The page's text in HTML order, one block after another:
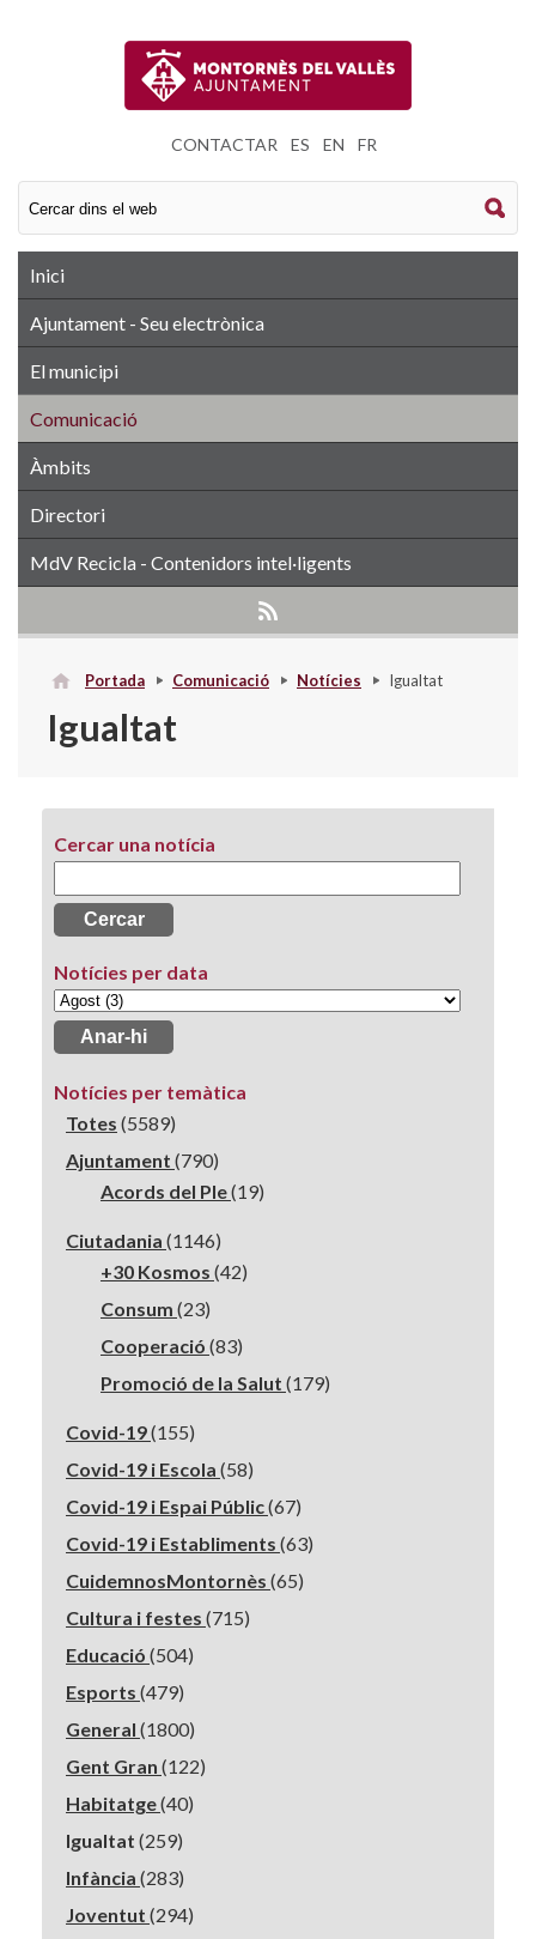
CONTACTAR ES EN FR
Inici
Ajuntament - Seu electrònica
El municipi
Comunicació
Àmbits
Directori
MdV Recicla - Contenidors intel·ligents
Portada Comunicació Notícies Igualtat
Igualtat
Cercar una notícia
Notícies per data
Notícies per temàtica
Totes (5589)
Ajuntament (790)
Acords del Ple(19)
Ciutadania (1146)
+30 Kosmos (42)
Consum (23)
Cooperació (83)
Promoció de la Salut (179)
Covid-19(155)
Covid-19 i Escola (58)
Covid-19 i Espai Públic(67)
Covid-19 i Establiments (63)
CuidemnosMontornès (65)
Cultura i festes (715)
Educació (504)
Esports (479)
General (1800)
Gent Gran (122)
Habitatge(40)
Igualtat (259)
Infància (283)
Joventut (294)